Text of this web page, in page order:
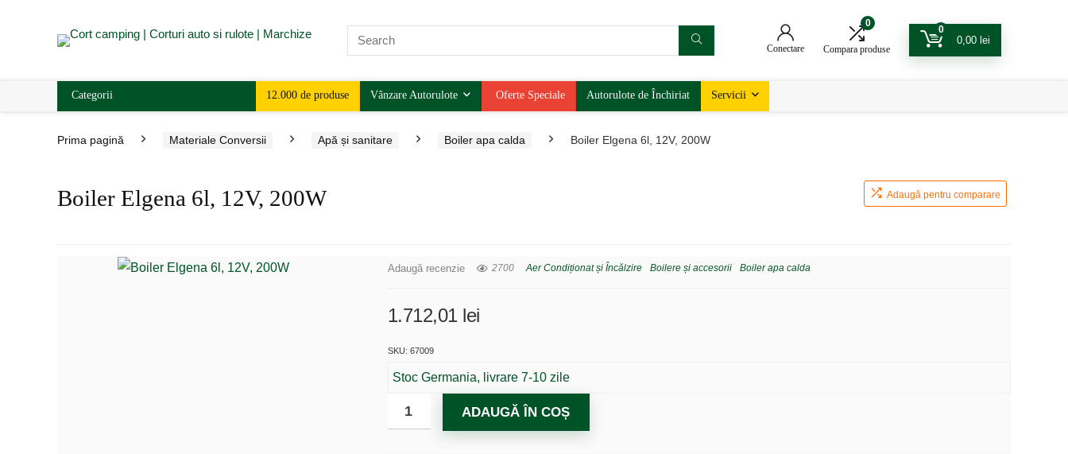
Conectare
0
Compara produse
0
0,00 lei
Categorii 12.000 de produse Vânzare Autorulote Oferte Speciale Autorulote de Închiriat Servicii
Prima pagină Materiale Conversii Apă și sanitare Boiler apa calda Boiler Elgena 6l, 12V, 200W
Boiler Elgena 6l, 12V, 200W Adaugă pentru comparare
Adaugă recenzie 2700 Aer Condiționat și Încălzire Boilere și accesorii Boiler apa calda
1.712,01 lei
SKU: 67009
Stoc Germania, livrare 7-10 zile
ADAUGĂ ÎN COȘ